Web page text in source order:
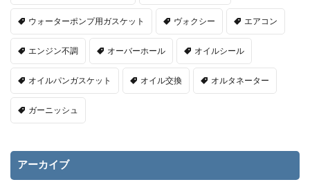
ウォーターポンプ用ガスケット ヴォクシー エアコン
エンジン不調 オーバーホール オイルシール
オイルパンガスケット オイル交換 オルタネーター
ガーニッシュ
アーカイブ